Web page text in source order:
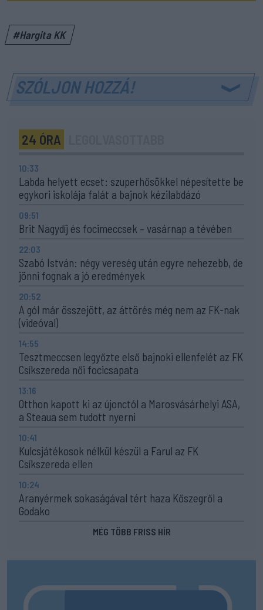
#Hargita KK
SZÓLJON HOZZÁ!
24 ÓRA
10:33
Labda helyett ecset: szuperhősökkel népesítette be
egykori iskolája falát a bajnok kézilabdázó
09:51
Brit Nagydíj és focimeccsek – vasárnap a tévében
22:03
Szabó István: négy vereség után egyre nehezebb, de
jönni fognak a jó eredmények
20:52
A gól már összejött, az áttörés még nem az FK-nak
(videóval)
14:55
Tesztmeccsen legyőzte első bajnoki ellenfelét az FK
Csíkszereda női focicsapata
13:16
Otthon kapott ki az újonctól a Marosvásárhelyi ASA,
a Steaua sem tudott nyerni
10:41
Kulcsjátékosok nélkül készül a Farul az FK
Csíkszereda ellen
10:24
Aranyérmek sokaságával tért haza Kőszegről a
Godako
MÉG TÖBB FRISS HÍR